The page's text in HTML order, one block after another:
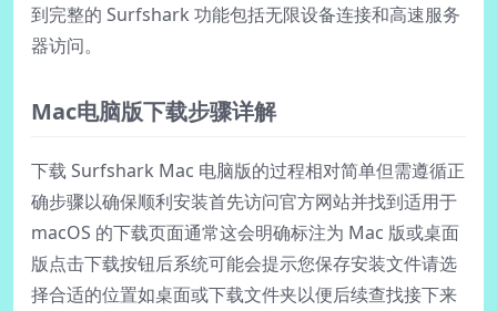
到完整的 Surfshark 功能包括无限设备连接和高速服务
器访问。
Mac电脑版下载步骤详解
下载 Surfshark Mac 电脑版的过程相对简单但需遵循正
确步骤以确保顺利安装首先访问官方网站并找到适用于
macOS 的下载页面通常这会明确标注为 Mac 版或桌面
版点击下载按钮后系统可能会提示您保存安装文件请选
择合适的位置如桌面或下载文件夹以便后续查找接下来